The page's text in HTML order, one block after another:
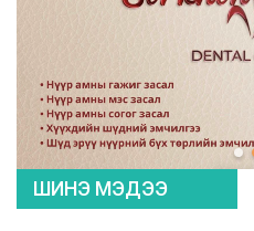
ШИНЭ МЭДЭЭ